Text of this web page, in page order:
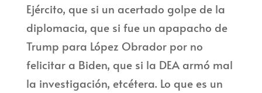
Ejército, que si un acertado golpe de la
diplomacia, que si fue un apapacho de
Trump para López Obrador por no
felicitar a Biden, que si la DEA armó mal
la investigación, etcétera. Lo que es un